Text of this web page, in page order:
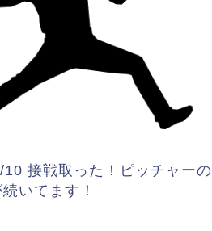
接戦取った！ピッチャーの
いてます！